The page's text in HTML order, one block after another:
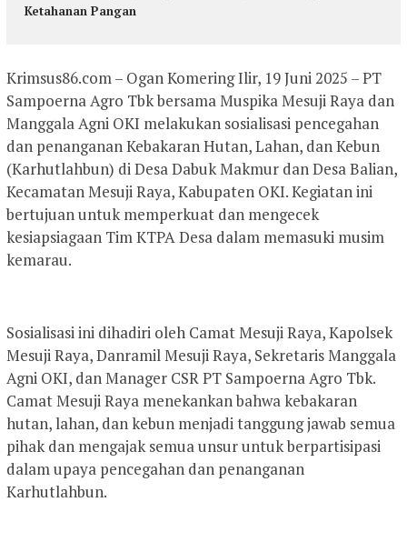
Ketahanan Pangan
Krimsus86.com – Ogan Komering Ilir, 19 Juni 2025 – PT
Sampoerna Agro Tbk bersama Muspika Mesuji Raya dan
Manggala Agni OKI melakukan sosialisasi pencegahan
dan penanganan Kebakaran Hutan, Lahan, dan Kebun
(Karhutlahbun) di Desa Dabuk Makmur dan Desa Balian,
Kecamatan Mesuji Raya, Kabupaten OKI. Kegiatan ini
bertujuan untuk memperkuat dan mengecek
kesiapsiagaan Tim KTPA Desa dalam memasuki musim
kemarau.
Sosialisasi ini dihadiri oleh Camat Mesuji Raya, Kapolsek
Mesuji Raya, Danramil Mesuji Raya, Sekretaris Manggala
Agni OKI, dan Manager CSR PT Sampoerna Agro Tbk.
Camat Mesuji Raya menekankan bahwa kebakaran
hutan, lahan, dan kebun menjadi tanggung jawab semua
pihak dan mengajak semua unsur untuk berpartisipasi
dalam upaya pencegahan dan penanganan
Karhutlahbun.